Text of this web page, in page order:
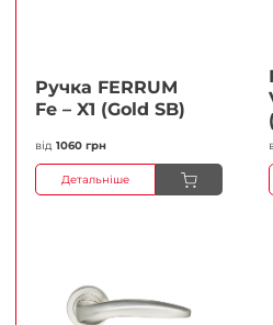
Ручка FERRUМ
Fe – X1 (Gold SB)
від 1060 грн
Детальніше